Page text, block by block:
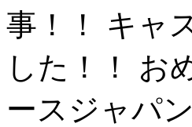
事！！ キャ
した！！ お
ースジャパ